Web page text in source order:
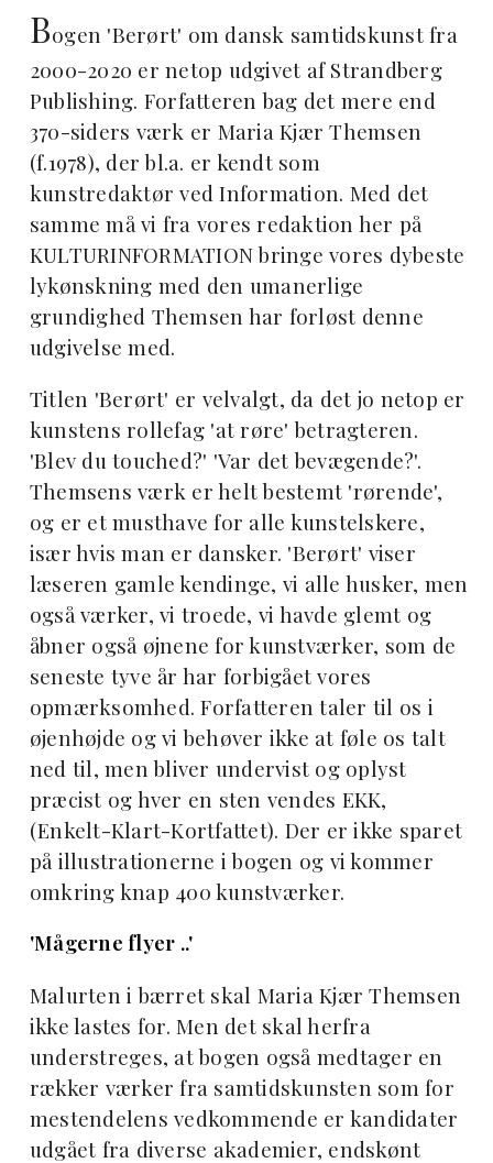
Bogen 'Berørt' om dansk samtidskunst fra
2000-2020 er netop udgivet af Strandberg
Publishing. Forfatteren bag det mere end
370-siders værk er Maria Kjær Themsen
(f.1978), der bl.a. er kendt som
kunstredaktør ved Information. Med det
samme må vi fra vores redaktion her på
KULTURINFORMATION bringe vores dybeste
lykønskning med den umanerlige
grundighed Themsen har forløst denne
udgivelse med.
Titlen 'Berørt' er velvalgt, da det jo netop er
kunstens rollefag 'at røre' betragteren.
'Blev du touched?' 'Var det bevægende?'.
Themsens værk er helt bestemt 'rørende',
og er et musthave for alle kunstelskere,
især hvis man er dansker. 'Berørt' viser
læseren gamle kendinge, vi alle husker, men
også værker, vi troede, vi havde glemt og
åbner også øjnene for kunstværker, som de
seneste tyve år har forbigået vores
opmærksomhed. Forfatteren taler til os i
øjenhøjde og vi behøver ikke at føle os talt
ned til, men bliver undervist og oplyst
præcist og hver en sten vendes EKK,
(Enkelt-Klart-Kortfattet). Der er ikke sparet
på illustrationerne i bogen og vi kommer
omkring knap 400 kunstværker.
'Mågerne flyer ..'
Malurten i bærret skal Maria Kjær Themsen
ikke lastes for. Men det skal herfra
understreges, at bogen også medtager en
rækker værker fra samtidskunsten som for
mestendelens vedkommende er kandidater
udgået fra diverse akademier, endskønt